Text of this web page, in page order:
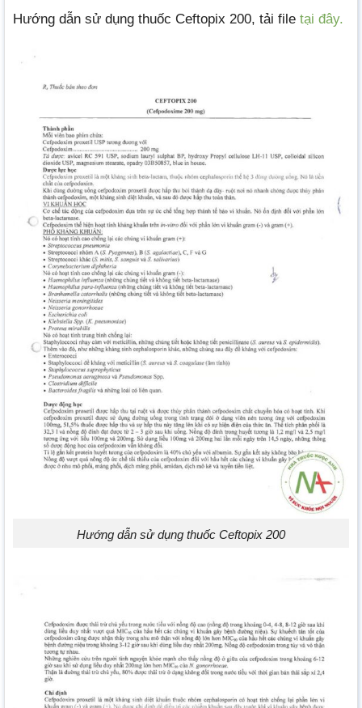
Hướng dẫn sử dụng thuốc Ceftopix 200, tải file tại đây.
Hướng dẫn sử dụng thuốc Ceftopix 200